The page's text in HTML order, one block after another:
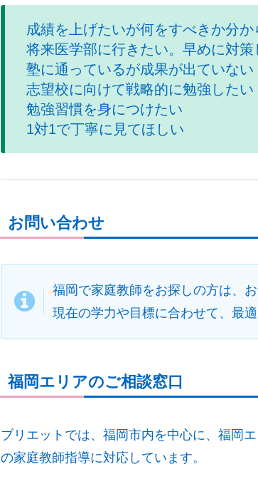
成績を上げたいが何をすべきか分か
将来医学部に行きたい。早めに対策
塾に通っているが成果が出ていない
志望校に向けて戦略的に勉強したい
勉強習慣を身につけたい
1対1で丁寧に見てほしい
お問い合わせ
福岡で家庭教師をお探しの方は、
現在の学力や目標に合わせて、最
福岡エリアのご相談窓口
ブリエットでは、福岡市内を中心に、福岡
の家庭教師指導に対応しています。